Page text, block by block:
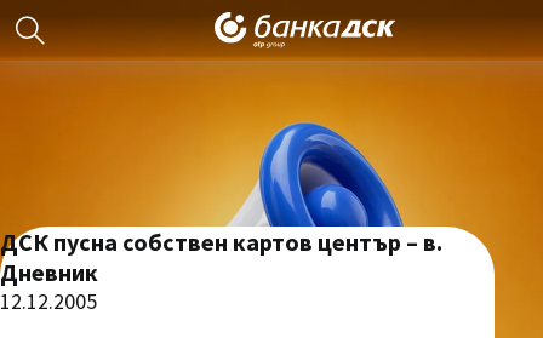
ДСК пусна собствен картов център – в.
Дневник
12.12.2005